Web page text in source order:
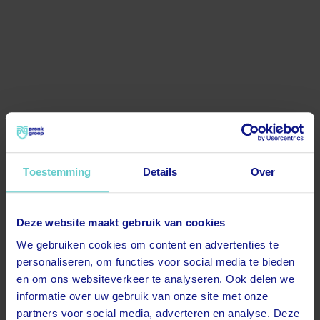
Toestemming Details Over
Deze website maakt gebruik van cookies
We gebruiken cookies om content en advertenties te
personaliseren, om functies voor social media te bieden
en om ons websiteverkeer te analyseren. Ook delen we
informatie over uw gebruik van onze site met onze
partners voor social media, adverteren en analyse. Deze
500